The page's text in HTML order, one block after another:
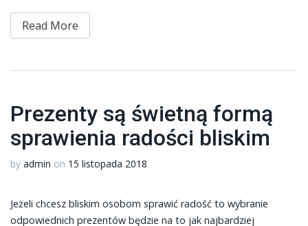
Read More
Prezenty są świetną formą
sprawienia radości bliskim
by admin on 15 listopada 2018
Jeżeli chcesz bliskim osobom sprawić radość to wybranie
odpowiednich prezentów będzie na to jak najbardziej